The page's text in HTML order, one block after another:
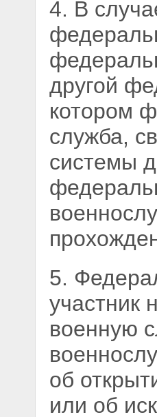
4. В
другой
котором
служба,
системы
5.
участник
военную
об
или об